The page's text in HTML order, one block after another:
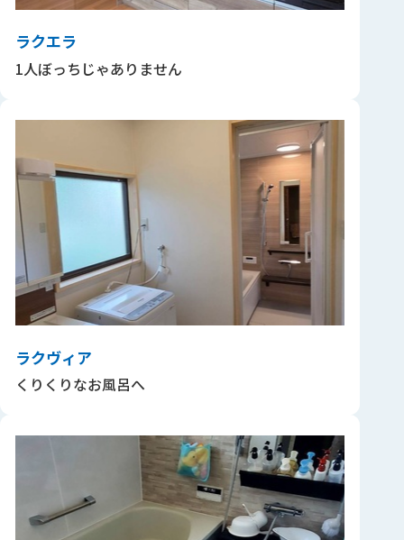
ラクエラ
1人ぼっちじゃありません
ラクヴィア
くりくりなお風呂へ